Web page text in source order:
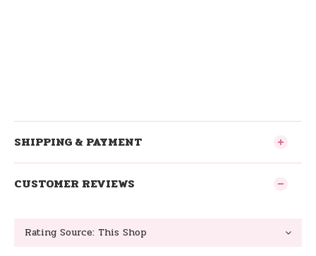
SHIPPING & PAYMENT
CUSTOMER REVIEWS